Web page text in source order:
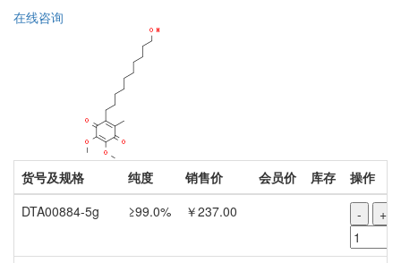
在线咨询
货号及规格 纯度 销售价 会员价 库存
操作
DTA00884-5g
≥99.0% ￥237.00 - +